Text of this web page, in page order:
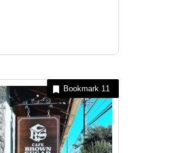
Bookmark 11